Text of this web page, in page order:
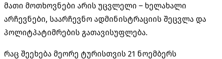
მათი მოთხოვნები არის უცვლელი – ხელახალი
არჩევნები, საარჩევნო ადმინისტრაციის შეცვლა და
პოლიტპატიმრების გათავისუფლება.
რაც შეეხება მეორე ტურისთვის 21 ნოემბერს